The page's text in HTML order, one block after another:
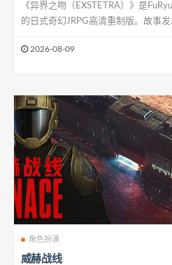
《异界之吻（EXSTETRA）》是
的日式奇幻JRPG高清重制版。故事发
2026-08-09
角色扮演
威赫战线